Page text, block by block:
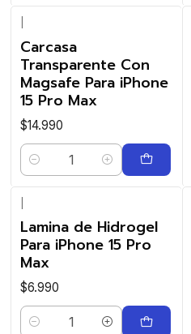
Carcasa
Transparente Con
Magsafe Para iPhone
15 Pro Max
$14.990
Cantidad
Lamina de Hidrogel
Para iPhone 15 Pro
Max
$6.990
Cantidad